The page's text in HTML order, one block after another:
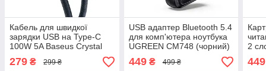
Кабель для швидкої
зарядки USB на Type-C
100W 5A Baseus Crystal
Shine Series (чорний) 1.2м
279 ₴ 299 ₴
USB адаптер Bluetooth 5.4
для комп'ютера ноутбука
UGREEN CM748 (чорний)
449₴ 499 ₴
2
449